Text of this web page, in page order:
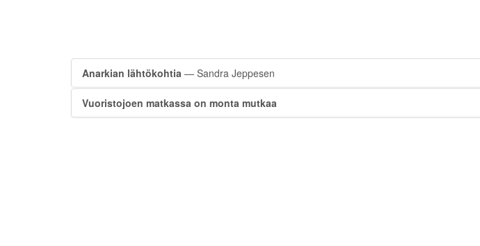
Anarkian lähtökohtia — Sandra Jeppesen
Vuoristojoen matkassa on monta mutkaa